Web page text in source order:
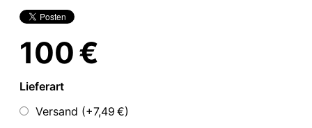
100 €
Lieferart
Versand (+7,49 €)